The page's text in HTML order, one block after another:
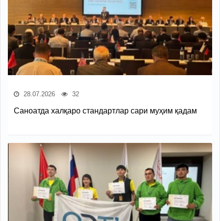
28.07.2026 32
Саноатда халқаро стандартлар сари муҳим қадам